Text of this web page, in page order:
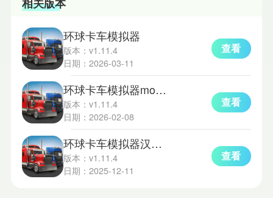
环球卡车模拟器
版本：v1.11.4
日期：2026-03-11
查看
环球卡车模拟器mod版
版本：v1.11.4
日期：2026-02-08
查看
环球卡车模拟器汉化版
版本：v1.11.4
日期：2025-12-11
查看